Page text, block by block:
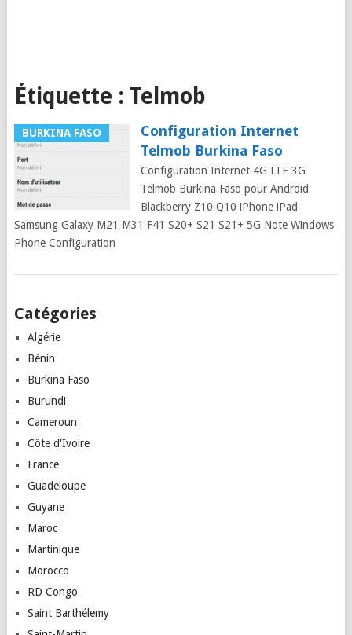
Étiquette : Telmob
BURKINA FASO
Configuration Internet
Telmob Burkina Faso
Configuration Internet 4G LTE 3G
Telmob Burkina Faso pour Android
Blackberry Z10 Q10 iPhone iPad
Samsung Galaxy M21 M31 F41 S20+ S21 S21+ 5G Note Windows
Phone Configuration
Posts
navigation
Catégories
Algérie
Bénin
Burkina Faso
Burundi
Cameroun
Côte d'Ivoire
France
Guadeloupe
Guyane
Maroc
Martinique
Morocco
RD Congo
Saint Barthélemy